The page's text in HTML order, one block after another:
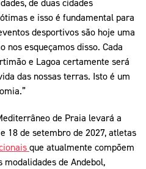
de duas cidades
e isso é fundamental para
desportivos são hoje uma
nos esqueçamos disso. Cada
e Lagoa certamente será
das nossas terras. Isto é um
de Praia levará a
18 de setembro de 2027, atletas
que atualmente compõem
de Andebol,